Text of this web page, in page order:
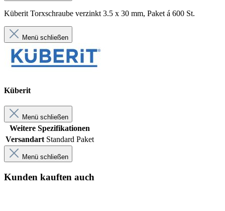
Küberit Torxschraube verzinkt 3.5 x 30 mm, Paket á 600 St.
Menü schließen
Küberit
Menü schließen
Weitere Spezifikationen
Versandart Standard Paket
Menü schließen
Kunden kauften auch